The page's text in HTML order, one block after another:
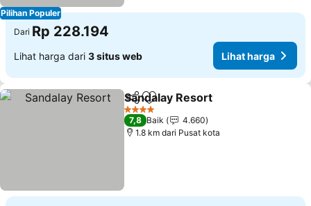
Pilihan Populer
Dari Rp 228.194
Lihat harga dari 3 situs web Lihat harga
BagikanTambahkan ke favorit
Sandalay Resort
4 Bintang
7,8 Baik
4.660
1.8 km dari Pusat kota